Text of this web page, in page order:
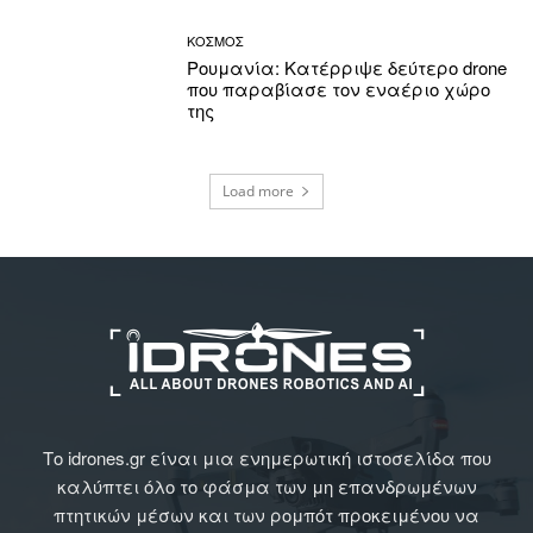
ΚΟΣΜΟΣ
Ρουμανία: Κατέρριψε δεύτερο drone
που παραβίασε τον εναέριο χώρο
της
Load more
Το idrones.gr είναι μια ενημερωτική ιστοσελίδα που
καλύπτει όλο το φάσμα των μη επανδρωμένων
πτητικών μέσων και των ρομπότ προκειμένου να